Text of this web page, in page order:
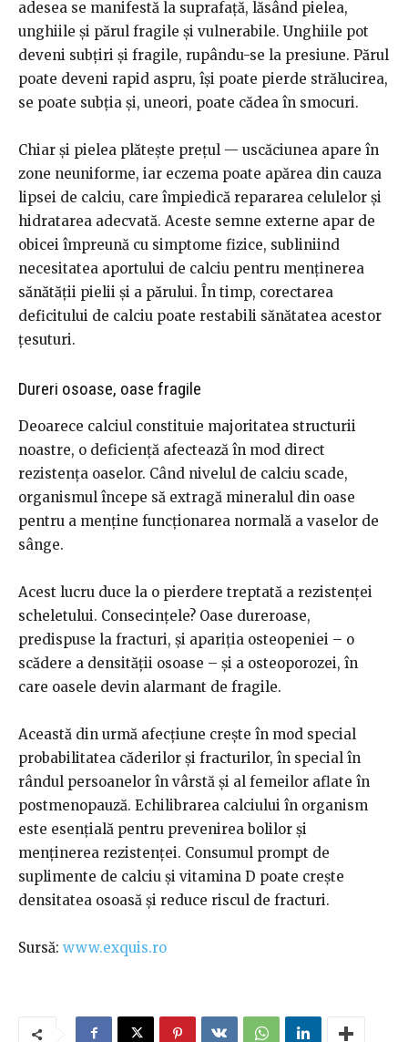
adesea se manifestă la suprafață, lăsând pielea,
unghiile și părul fragile și vulnerabile. Unghiile pot
deveni subțiri și fragile, rupându-se la presiune. Părul
poate deveni rapid aspru, își poate pierde strălucirea,
se poate subția și, uneori, poate cădea în smocuri.
Chiar și pielea plătește prețul — uscăciunea apare în
zone neuniforme, iar eczema poate apărea din cauza
lipsei de calciu, care împiedică repararea celulelor și
hidratarea adecvată. Aceste semne externe apar de
obicei împreună cu simptome fizice, subliniind
necesitatea aportului de calciu pentru menținerea
sănătății pielii și a părului. În timp, corectarea
deficitului de calciu poate restabili sănătatea acestor
țesuturi.
Dureri osoase, oase fragile
Deoarece calciul constituie majoritatea structurii
noastre, o deficiență afectează în mod direct
rezistența oaselor. Când nivelul de calciu scade,
organismul începe să extragă mineralul din oase
pentru a menține funcționarea normală a vaselor de
sânge.
Acest lucru duce la o pierdere treptată a rezistenței
scheletului. Consecințele? Oase dureroase,
predispuse la fracturi, și apariția osteopeniei – o
scădere a densității osoase – și a osteoporozei, în
care oasele devin alarmant de fragile.
Această din urmă afecțiune crește în mod special
probabilitatea căderilor și fracturilor, în special în
rândul persoanelor în vârstă și al femeilor aflate în
postmenopauză. Echilibrarea calciului în organism
este esențială pentru prevenirea bolilor și
menținerea rezistenței. Consumul prompt de
suplimente de calciu și vitamina D poate crește
densitatea osoasă și reduce riscul de fracturi.
Sursă: www.exquis.ro